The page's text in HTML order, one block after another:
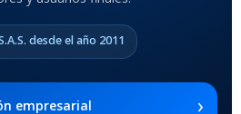
COMPATIBLES
2021 SM-x200 / Samsung
Galaxy Tab A8 10.5 2021 SM-
desde el año 2011
empresarial ›